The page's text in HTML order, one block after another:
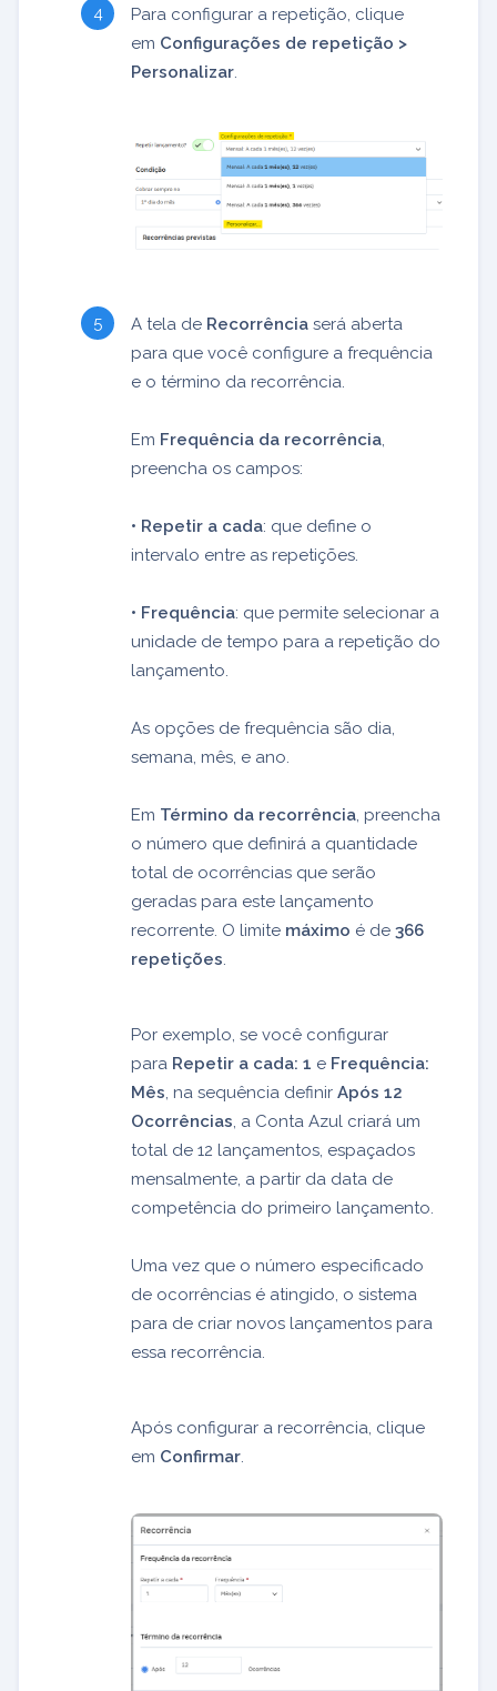
Para configurar a repetição, clique
em Configurações de repetição >
Personalizar.
A tela de Recorrência será aberta
para que você configure a frequência
e o término da recorrência.
Em Frequência da recorrência,
preencha os campos:
• Repetir a cada: que define o
intervalo entre as repetições.
• Frequência: que permite selecionar a
unidade de tempo para a repetição do
lançamento.
As opções de frequência são dia,
semana, mês, e ano.
Em Término da recorrência, preencha
o número que definirá a quantidade
total de ocorrências que serão
geradas para este lançamento
recorrente. O limite máximo é de 366
repetições.
Por exemplo, se você configurar
para Repetir a cada: 1 e Frequência:
Mês, na sequência definir Após 12
Ocorrências, a Conta Azul criará um
total de 12 lançamentos, espaçados
mensalmente, a partir da data de
competência do primeiro lançamento.
Uma vez que o número especificado
de ocorrências é atingido, o sistema
para de criar novos lançamentos para
essa recorrência.
Após configurar a recorrência, clique
em Confirmar.